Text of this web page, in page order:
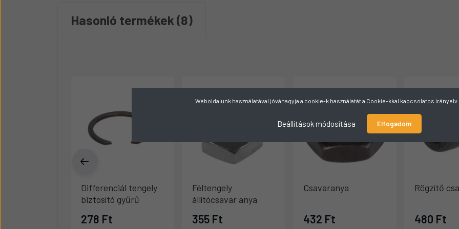
Hasonló termékek 8
Differenciál tengely
biztosító gyűrű
278 Ft
Féltengely
állítócsavar anya
355 Ft
Csavaranya
432 Ft
Rögzítő
480 Ft
Weboldalunk használatával jóváhagyja a cookie-k használatát a Cookie-kkal kapcsolatos
Beállítások módosítása Elfogadom